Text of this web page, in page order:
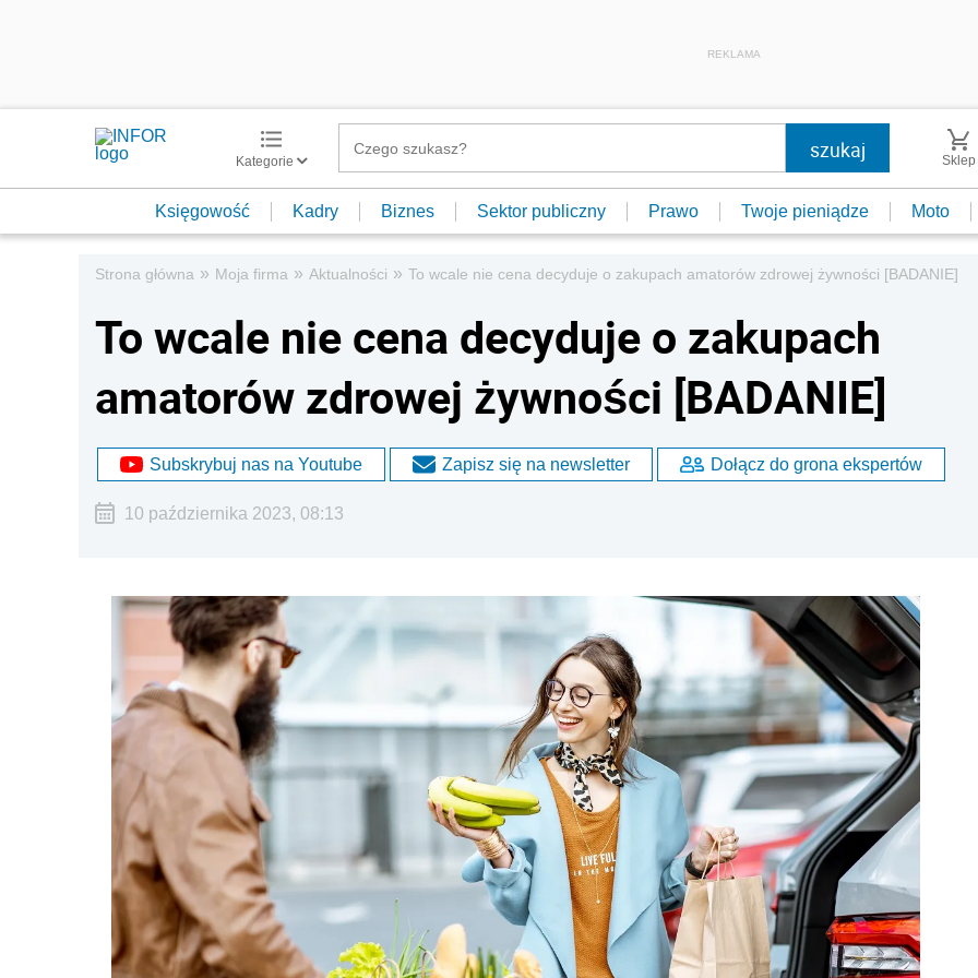
REKLAMA
Kategorie Sklep
Księgowość Kadry Biznes Sektor publiczny Prawo Twoje pieniądze Moto
Strona główna » Moja firma » Aktualności » To wcale nie cena decyduje o zakupach amatorów zdrowej żywności [BADANIE]
To wcale nie cena decyduje o zakupach
amatorów zdrowej żywności [BADANIE]
Subskrybuj nas na Youtube Zapisz się na newsletter Dołącz do grona ekspertów
10 października 2023, 08:13